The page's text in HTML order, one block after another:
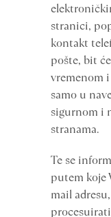
stranici,
kontakt
pošte, bit
vremenom
samo u
sigurnom i
stranama.
Te se
putem koje
mail